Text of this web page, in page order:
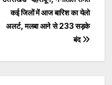
a
g
Li
n
कई जिलों में आज बारिश का येलो
अलर्ट, मलबा आने से 233 सड़के
बंद